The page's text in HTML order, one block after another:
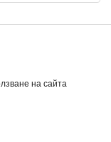
на сайта